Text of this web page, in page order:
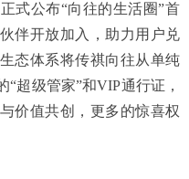
式公布“向往的生活圈”首
伴开放加入，助力用户兑
态体系将传祺向往从单纯
超级管家”和VIP通行证，
价值共创，更多的惊喜权